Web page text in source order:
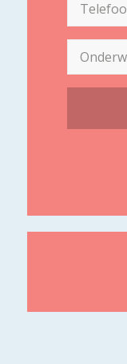
Onderwerp